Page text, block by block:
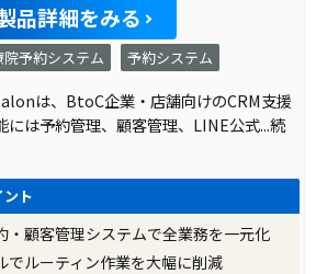
品詳細をみる
院予約システム 予約システム
は、BtoC企業・店舗向けのCRM支援
には予約管理、顧客管理、LINE公式...続
ト
・顧客管理システムで全業務を一元化
でルーティン作業を大幅に削減